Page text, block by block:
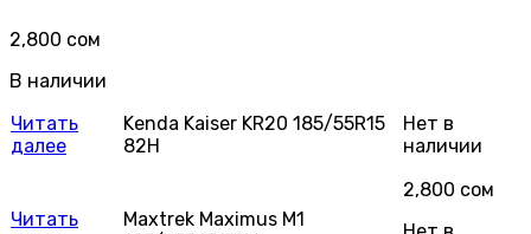
2,800 сом
В наличии
Читать
далее
Kenda Kaiser KR20 185/55R15
82H
Нет в
наличии
Читать
Maxtrek Maximus M1
2,800 сом